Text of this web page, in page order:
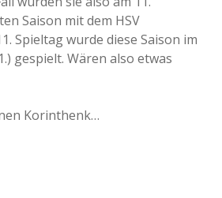
Saison mit dem HSV
Spieltag wurde diese Saison im
gespielt. Wären also etwas
Korinthenk…